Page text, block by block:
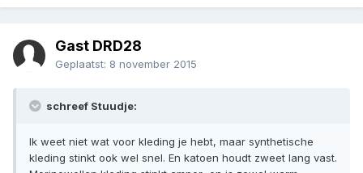
Gast DRD28
Geplaatst: 8 november 2015
schreef Stuudje:
Ik weet niet wat voor kleding je hebt, maar synthetische
kleding stinkt ook wel snel. En katoen houdt zweet lang vast.